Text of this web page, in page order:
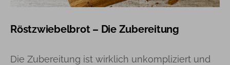
Röstzwiebelbrot – Die Zubereitung
Die Zubereitung ist wirklich unkompliziert und